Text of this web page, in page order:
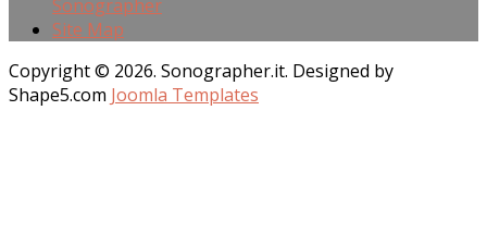
Sonographer
Site Map
Copyright © 2026. Sonographer.it. Designed by
Shape5.com Joomla Templates